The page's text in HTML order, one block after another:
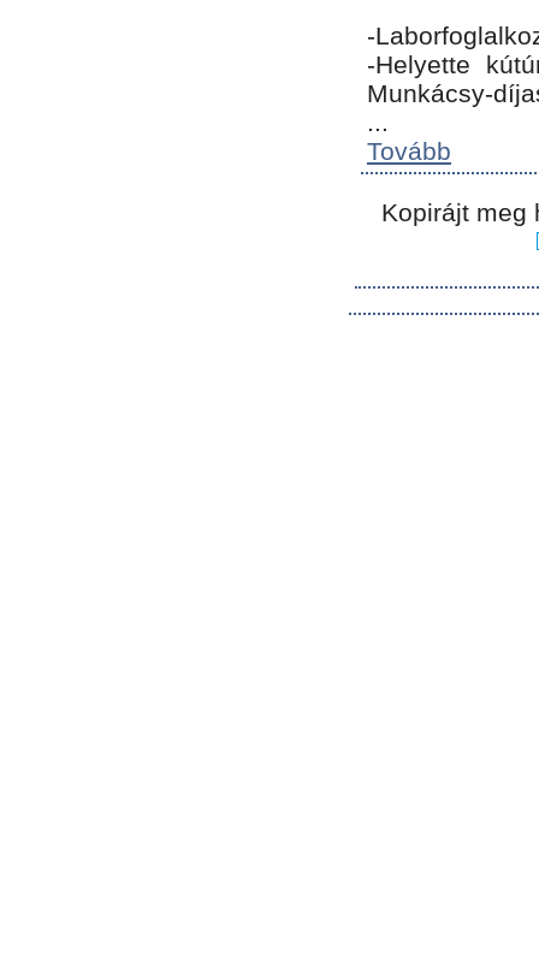
-
-Helyette
Munkácsy-
...
Tovább
Kopirájt meg